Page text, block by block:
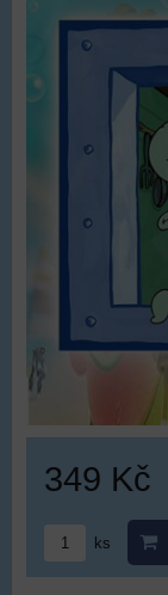
349 Kč
ks